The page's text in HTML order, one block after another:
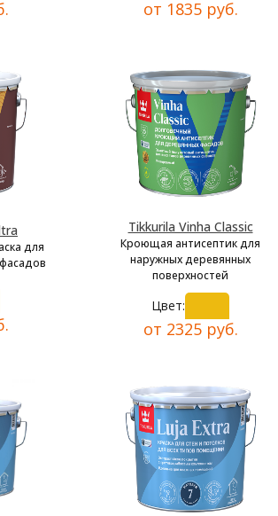
от 1835 руб.
для
Tikkurila Vinha Classic
Кроющая антисептик для
наружных деревянных
поверхностей
Цвет:
от 2325 руб.